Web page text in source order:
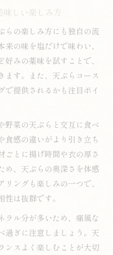
味しい楽しみ方
らの楽しみ方にも独自の流
の味を塩だけで味わい、
みの薬味を試すことで、
ます。また、天ぷらコース
で提供されるかも注目ポイ
野菜の天ぷらと交互に食べ
食感の違いがより引き立ち
ごとに揚げ時間や衣の厚さ
め、天ぷらの奥深さを体感
ングも楽しみの一つで、
は抜群です。
ラル分が多いため、痛風な
過ぎに注意しましょう。天
ンスよく楽しむことが大切